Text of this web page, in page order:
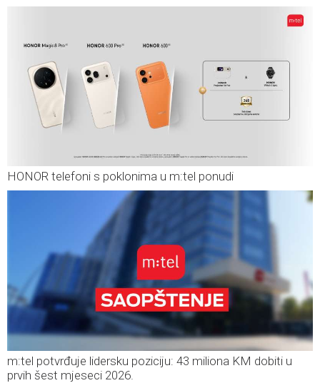
HONOR telefoni s poklonima u m:tel ponudi
m:tel potvrđuje lidersku poziciju: 43 miliona KM dobiti u
prvih šest mjeseci 2026.